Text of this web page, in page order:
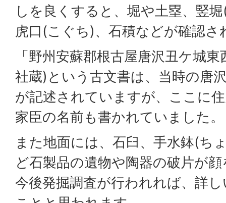
しを良くすると、堀や土塁、竪
虎口(こぐち)、石積などが確認さ
「野州安蘇郡根古屋唐沢丑ケ城
社蔵)という古文書は、当時の唐
が記述されていますが、ここに
家臣の名前も書かれていました。
また地面には、石臼、手水鉢(ち
ど石製品の遺物や陶器の破片が
今後発掘調査が行われれば、詳